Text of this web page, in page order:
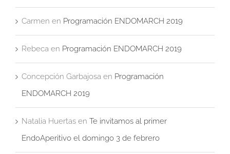
Carmen en Programación ENDOMARCH 2019
Rebeca en Programación ENDOMARCH 2019
Concepción Garbajosa en Programación
ENDOMARCH 2019
Natalia Huertas en Te invitamos al primer
EndoAperitivo el domingo 3 de febrero